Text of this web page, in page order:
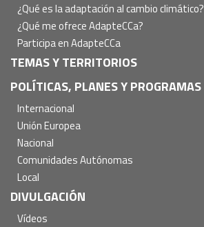
¿Qué es la adaptación al cambio climático?
¿Qué me ofrece AdapteCCa?
Participa en AdapteCCa
TEMAS Y TERRITORIOS
POLÍTICAS, PLANES Y PROGRAMAS
Internacional
Unión Europea
Nacional
Comunidades Autónomas
Local
DIVULGACIÓN
Vídeos